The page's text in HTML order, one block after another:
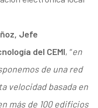
Jefe
del CEMI, “en
de una red
velocidad basada en
más de 100 edificios